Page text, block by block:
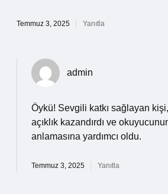
Temmuz 3, 2025 Yanıtla
admin
Öykü! Sevgili katkı sağlayan
açıklık kazandırdı ve
anlamasına yardımcı oldu.
Temmuz 3, 2025 Yanıtla